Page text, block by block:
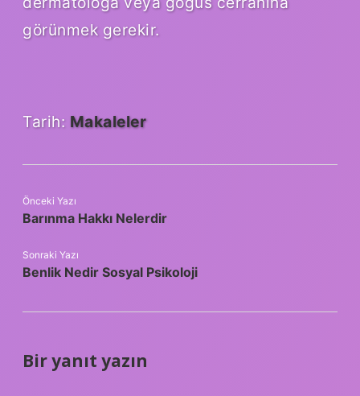
görünmek gerekir.
Tarih: Makaleler
Önceki Yazı
Barınma Hakkı Nelerdir
Sonraki Yazı
Benlik Nedir Sosyal Psikoloji
Bir yanıt yazın